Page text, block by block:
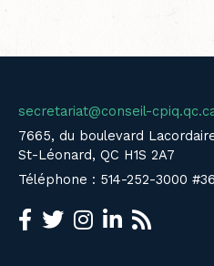
secretariat@conseil-
7665, du boulevard
St-Léonard, QC H1S 2A7
Téléphone : 514-252-3000